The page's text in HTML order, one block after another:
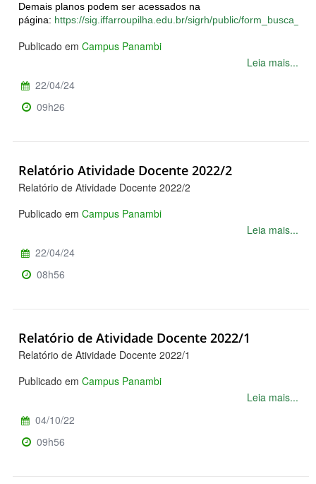
Demais planos podem ser acessados na
página: https://sig.iffarroupilha.edu.br/sigrh/public/
Publicado em Campus Panambi
Leia mais...
22/04/24
09h26
Relatório Atividade Docente 2022/2
Relatório de Atividade Docente 2022/2
Publicado em Campus Panambi
Leia mais...
22/04/24
08h56
Relatório de Atividade Docente 2022/1
Relatório de Atividade Docente 2022/1
Publicado em Campus Panambi
Leia mais...
04/10/22
09h56